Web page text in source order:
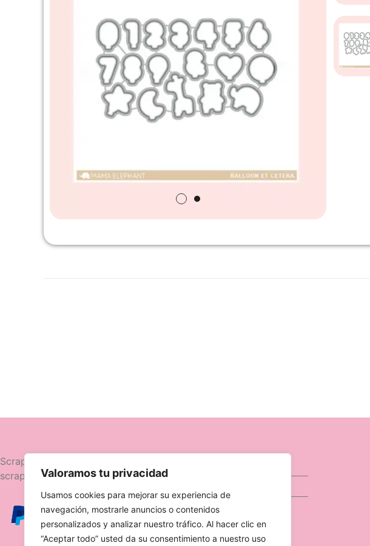
Valoramos tu privacidad
Usamos cookies para mejorar su experiencia de
navegación, mostrarle anuncios o contenidos
personalizados y analizar nuestro tráfico. Al hacer clic en
“Aceptar todo” usted da su consentimiento a nuestro uso
Scrapttina, tienda especializada en
scrapbooking.
Ofertas
Caja Viajera